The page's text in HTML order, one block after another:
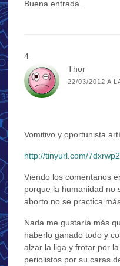
Buena entrada.
Thor
22/03/2012 A
Vomitivo y oportunista
http://tinyurl.com/7dxrwp2
Viendo los comentarios
porque la humanidad no
aborto no se practica
Nada me gustaría más
haberlo ganado todo y
alzar la liga y frotar por
periolistos por su caras